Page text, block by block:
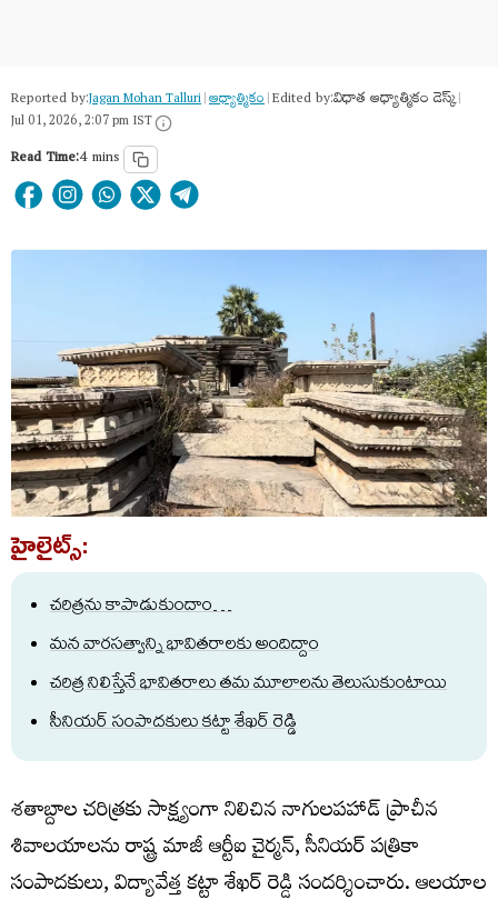
Reported by:Jagan Mohan Talluri|ఆధ్యాత్మికం|Edited by:విధాత ఆధ్యాత్మికం డెస్క్|
Jul 01, 2026, 2:07 pm IST
Read Time:4 mins
హైలైట్స్:
చరిత్రను కాపాడుకుందాం…
మన వారసత్వాన్ని భావితరాలకు అందిద్దాం
చరిత్ర నిలిస్తేనే భావితరాలు తమ మూలాలను తెలుసుకుంటాయి
సీనియర్ సంపాదకులు కట్టా శేఖర్ రెడ్డి
శతాబ్దాల చరిత్రకు సాక్ష్యంగా నిలిచిన నాగులపహాడ్ ప్రాచీన
శివాలయాలను రాష్ట్ర మాజీ ఆర్టీఐ చైర్మన్, సీనియర్ పత్రికా
సంపాదకులు, విద్యావేత్త కట్టా శేఖర్ రెడ్డి సందర్శించారు. ఆలయాల